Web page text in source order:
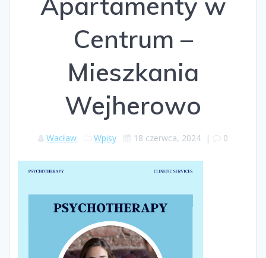
Centrum –
Mieszkania
Wejherowo
Wacław Wpisy 18 czerwca, 2024 | 0